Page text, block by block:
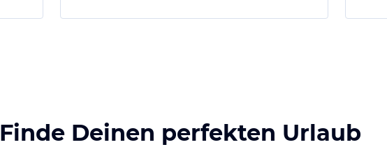
Finde Deinen perfekten Urlaub